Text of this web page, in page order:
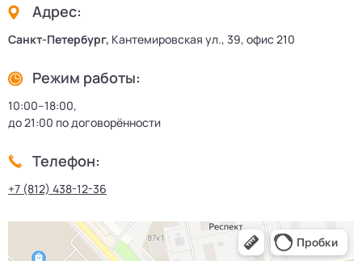
Адрес:
Санкт-Петербург, Кантемировская ул., 39, офис 210
Режим работы:
10:00–18:00,
до 21:00 по договорённости
Телефон:
+7 (812) 438-12-36